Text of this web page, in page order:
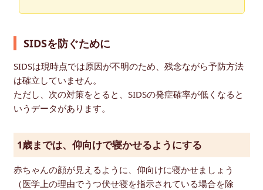
SIDSを防ぐために
SIDSは現時点では原因が不明のため、残念ながら予防方法
は確立していません。
ただし、次の対策をとると、SIDSの発症確率が低くなると
いうデータがあります。
1歳までは、仰向けで寝かせるようにする
赤ちゃんの顔が見えるように、仰向けに寝かせましょう
（医学上の理由でうつ伏せ寝を指示されている場合を除